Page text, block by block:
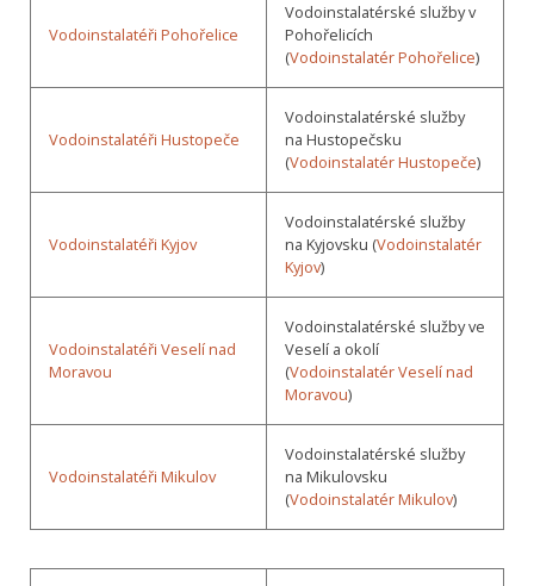
Vodoinstalatéři Pohořelice
Vodoinstalatérské služby v
Pohořelicích
(Vodoinstalatér Pohořelice)
Vodoinstalatéři Hustopeče
Vodoinstalatérské služby
na Hustopečsku
(Vodoinstalatér Hustopeče)
Vodoinstalatéři Kyjov
Vodoinstalatérské služby
na Kyjovsku (Vodoinstalatér
Kyjov)
Vodoinstalatéři Veselí nad
Moravou
Vodoinstalatérské služby ve
Veselí a okolí
(Vodoinstalatér Veselí nad
Moravou)
Vodoinstalatéři Mikulov
Vodoinstalatérské služby
na Mikulovsku
(Vodoinstalatér Mikulov)